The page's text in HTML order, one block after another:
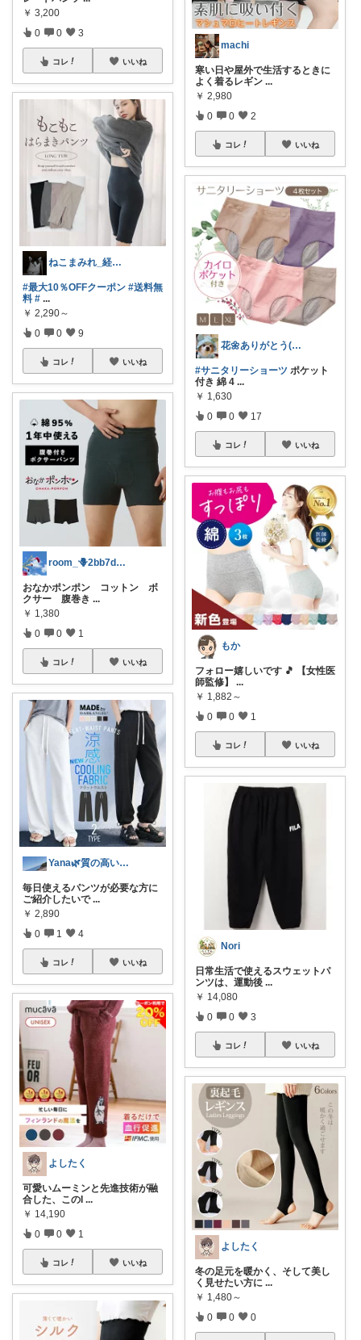
￥ 3,200
0 0 3
コレ いいね
ねこまみれ_経由感謝致します🐈
#最大10％OFFクーポン #送料無
料 # ...
￥ 2,290～
0 0 9
コレ いいね
room_🪻2bb7d8bc05
おなかポンポン コットン ボ
クサー 腹巻き ...
￥ 1,380
0 0 1
コレ いいね
Yana🌿質の高い暮らしのROOM
毎日使えるパンツが必要な方に
ご紹介したいで ...
￥ 2,890
0 1 4
コレ いいね
よしたく
可愛いムーミンと先進技術が融
合した、このI ...
￥ 14,190
0 0 1
コレ いいね
machi
寒い日や屋外で生活するときに
よく着るレギン ...
￥ 2,980
0 0 2
コレ いいね
花🌼ありがとう(*･ω･)*_ _)ﾍ
#サニタリーショーツ ポケット
付き 綿 4 ...
￥ 1,630
0 0 17
コレ いいね
もか
フォロー嬉しいです 🎵 【女性医
師監修】
...
￥ 1,882～
0 0 1
コレ いいね
Nori
日常生活で使えるスウェットパ
ンツは、運動後 ...
￥ 14,080
0 0 3
コレ いいね
よしたく
冬の足元を暖かく、そして美し
く見せたい方に ...
￥ 1,480～
0 0 0